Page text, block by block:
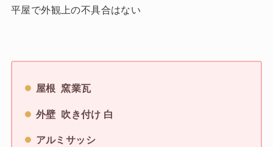
平屋で外観上の不具合はない
屋根 窯業瓦
外壁 吹き付け 白
アルミサッシ